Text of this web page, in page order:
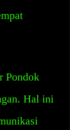
Pondok
Hal ini